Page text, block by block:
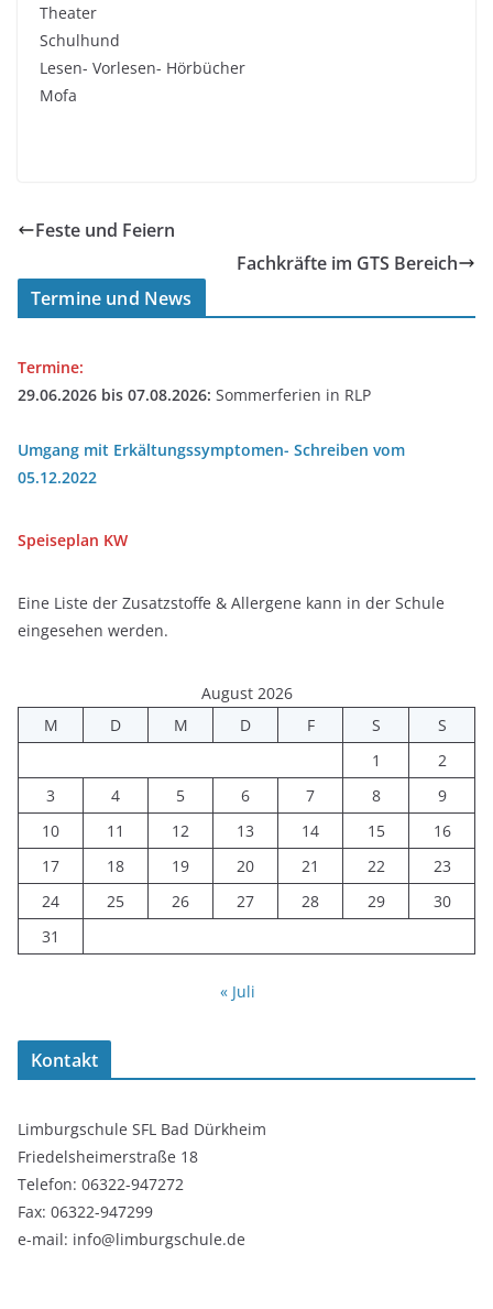
Theater
Schulhund
Lesen- Vorlesen- Hörbücher
Mofa
Feste und Feiern
Fachkräfte im GTS Bereich
Termine und News
Termine:
29.06.2026 bis 07.08.2026: Sommerferien in RLP
Umgang mit Erkältungssymptomen- Schreiben vom
05.12.2022
Speiseplan KW
Eine Liste der Zusatzstoffe & Allergene kann in der Schule
eingesehen werden.
August 2026
M
D M D F S
S
1
2
3
4 5 6 7 8
9
10
11 12 13 14 15
16
17
18 19 20 21 22
23
24
25 26 27 28 29
30
31
« Juli
Kontakt
Limburgschule SFL Bad Dürkheim
Friedelsheimerstraße 18
Telefon: 06322-947272
Fax: 06322-947299
e-mail: info@limburgschule.de